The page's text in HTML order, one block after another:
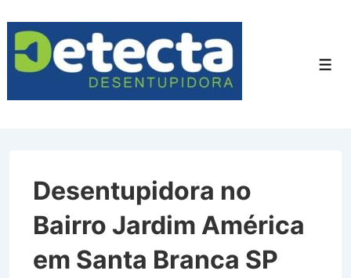
para
Conteúdo
Desentupidora no
Bairro Jardim América
em Santa Branca SP